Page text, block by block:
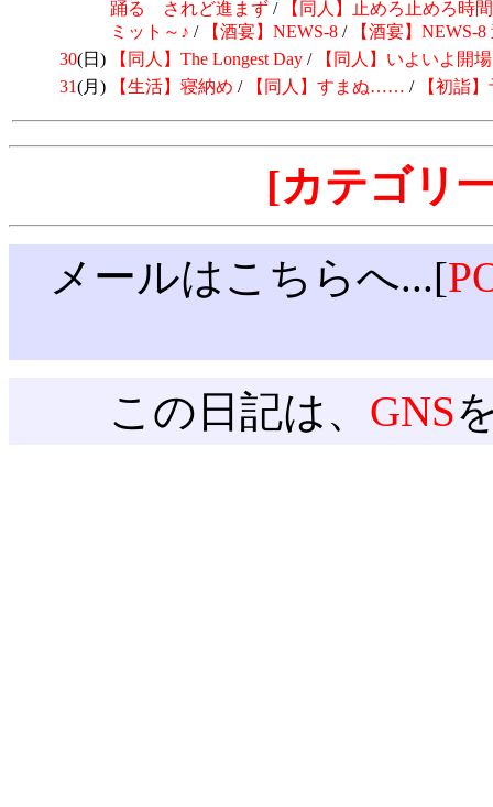
踊る されど進まず /
【同人】止めろ止めろ時
ミット～♪ / 【酒宴】NEWS-8 /
【酒宴】NEWS-
30(日) 【同人】The Longest Day /
【同人】いよいよ開
31(月) 【生活】寝納め / 【同人】すまぬ…… / 【初詣
[カテゴリ
メールはこちらへ...[
この日記は、 GNS